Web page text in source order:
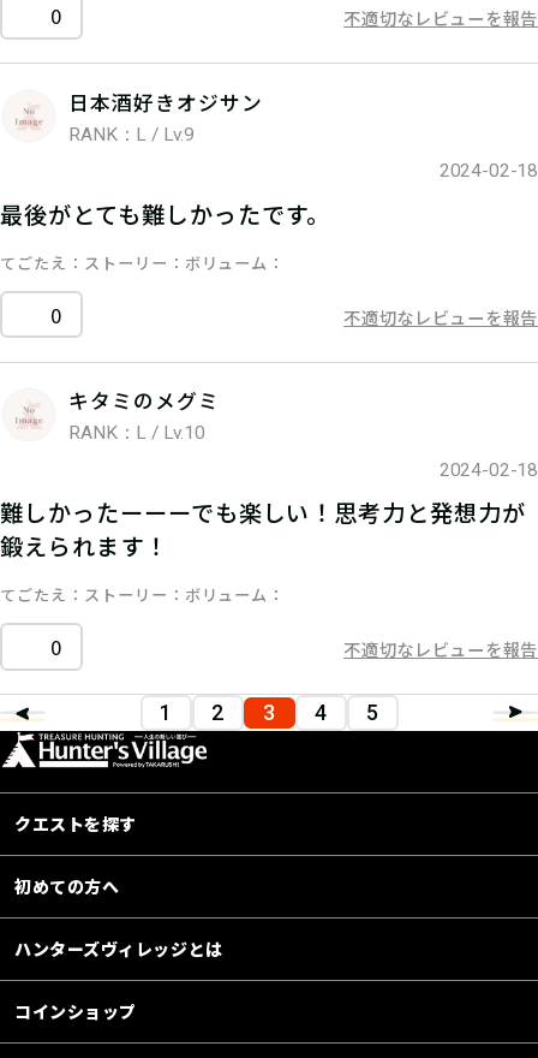
0 不適切なレビューを報告
日本酒好きオジサン
RANK：L / Lv.9
2024-02-18
最後がとても難しかったです。
てごたえ ストーリー ボリューム
0 不適切なレビューを報告
キタミのメグミ
RANK：L / Lv.10
2024-02-18
難しかったーーーでも楽しい！思考力と発想力が
鍛えられます！
てごたえ ストーリー ボリューム
0 不適切なレビューを報告
1 2 3 4 5
クエストを探す
初めての方へ
ハンターズヴィレッジとは
コインショップ